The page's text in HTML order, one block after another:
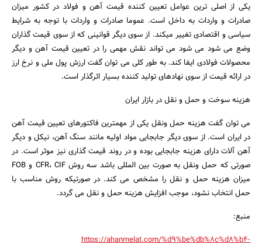
یکی از اصلی ترین عوامل تعیین کننده قیمت آهن و فولاد در کشور میزان
صادرات و واردات به داخل است. عموما صادرات و واردات با توجه به شرایط
سیاسی و اقتصادی تغییر میکند. از سوی دیگر قوانینی که از سوی قیمت گذاران
وضع می شود می شود می تواند نقش مهمی را در تعیین قیمت آهن و دیگر
محصولات فولادی ایفا کند. به طور کلی می توان گفت ارزش پول ملی و نرخ ارز
در ارائه قیمت از سوی نهادهای تولید کننده بسیار اثرگذار است.
هزینه سوخت و حمل و نقل در بازار ایران
می توان گفت هزینه حمل ونقل یکی از مهمترین فاکتورهای تعیین قیمت آهن
در ایران است. از سوی دیگر جابجایی مواد اولیه مانند سنگ آهن، نیکل و دیگر
آهن آلات دارای هزینه جابجایی بوده و در روند قیمت گذاری نیز موثر است. در
صورتی که حمل ونقل به صورت بین المللی باشد سه روش CFR، CIF و FOB
میزان هزینه حمل و نقل را مشخص می کند. در صورتیکه روش مناسب با
حمل انتخاب نشود، موجب افزایش هزینه حمل و نقل می گردد.
منبع:
https://ahanmelat.com/%d9%be%db%8c%d8%b4-